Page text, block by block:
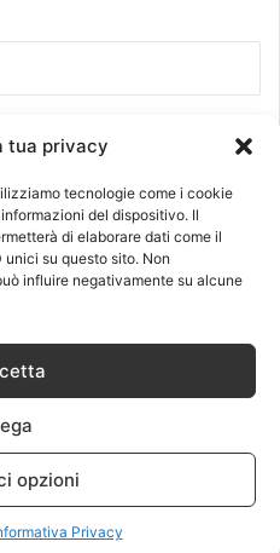
tua privacy
tecnologie come i cookie
del dispositivo. Il
di elaborare dati come il
su questo sito. Non
influire negativamente su alcune
opzioni
Privacy
ridurre lo spam.Scopri come
commenti
i migliori ricambi per
per una riparazione di